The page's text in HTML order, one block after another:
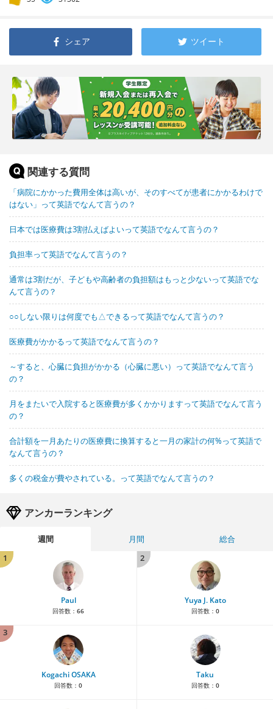
シェア ツイート
関連する質問
「病院にかかった費用全体は高いが、そのすべてが患者にかかるわけで
はない」って英語でなんて言うの？
日本では医療費は3割払えばよいって英語でなんて言うの？
負担率って英語でなんて言うの？
通常は3割だが、子どもや高齢者の負担額はもっと少ないって英語でな
んて言うの？
○○しない限りは何度でも△できるって英語でなんて言うの？
医療費がかかるって英語でなんて言うの？
～すると、心臓に負担がかかる（心臓に悪い）って英語でなんて言う
の？
月をまたいで入院すると医療費が多くかかりますって英語でなんて言う
の？
合計額を一月あたりの医療費に換算すると一月の家計の何%って英語で
なんて言うの？
多くの税金が費やされている。って英語でなんて言うの？
アンカーランキング
週間 月間
総合
1
Paul
回答数： 66
2
Yuya J. Kato
回答数： 0
3
Kogachi OSAKA
回答数： 0
Taku
回答数： 0